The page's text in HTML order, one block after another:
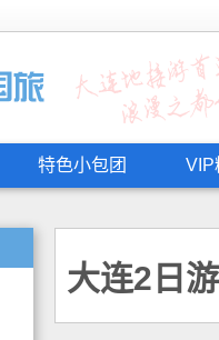
特色小包团 VIP
大连2日游